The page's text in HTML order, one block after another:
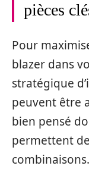
pièces
Pour
blazer dans
stratégique
peuvent être
bien pensé
permettent